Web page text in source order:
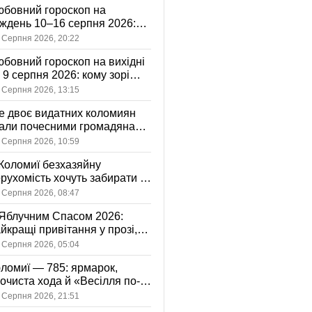
гороскоп на
10–16 серпня 2026:
зорі готують у стосунках
знаку
Серпня 2026, 20:22
гороскоп на вихідні
9 серпня 2026: кому зорі
ніжність, а кому —
розмову
Серпня 2026, 13:15
двоє видатних коломиян
почесними громадянами
Серпня 2026, 10:59
безхазяйну
хочуть забирати у
громади: що це
Серпня 2026, 08:47
Спасом 2026:
привітання у прозі,
та картинках
Серпня 2026, 05:04
— 785: ярмарок,
хода й «Весілля по-
— чим
День міста
Серпня 2026, 21:51